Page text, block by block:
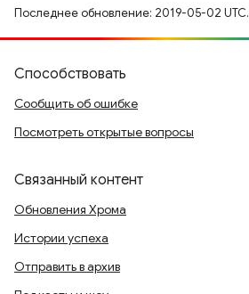
Последнее обновление: 2019-05-02 UTC.
Способствовать
Сообщить об ошибке
Посмотреть открытые вопросы
Связанный контент
Обновления Хрома
Истории успеха
Отправить в архив